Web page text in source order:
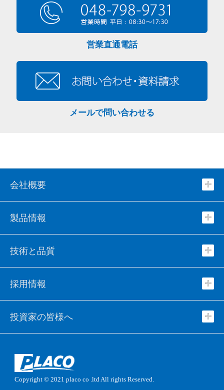
営業直通電話
メールで問い合わせる
会社概要
製品情報
技術と品質
採用情報
投資家の皆様へ
Copyright © 2021placo co .ltd All rights Reserved.